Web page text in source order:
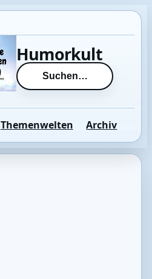
Humorkult
Suchen…
Themenwelten Archiv